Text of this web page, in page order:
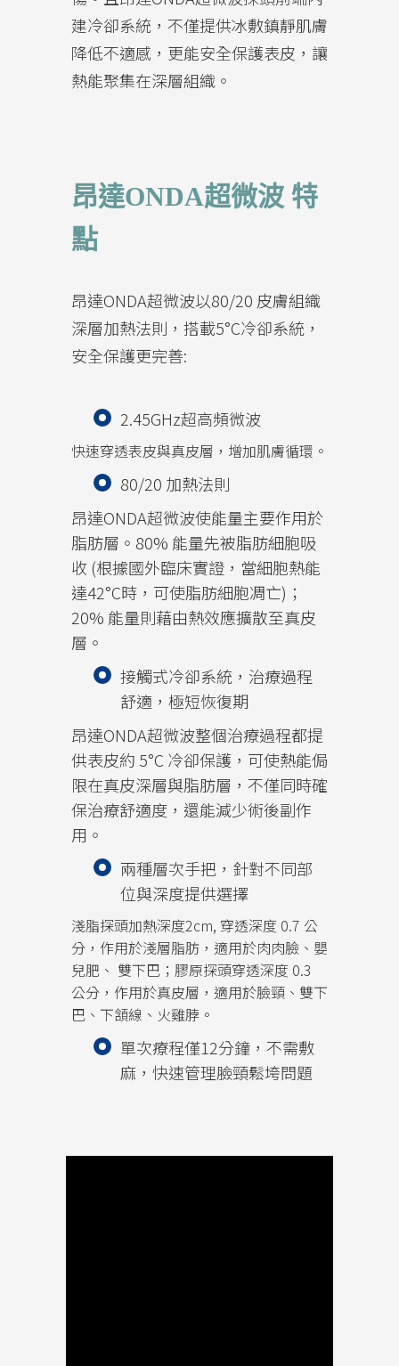
建冷卻系統，不僅提供冰敷鎮靜肌膚
降低不適感，更能安全保護表皮，讓
熱能聚集在深層組織。
昂達ONDA超微波 特
點
昂達ONDA超微波以80/20 皮膚組織
深層加熱法則，搭載5°C冷卻系統，
安全保護更完善:
2.45GHz超高頻微波
快速穿透表皮與真皮層，增加肌膚循環。
80/20 加熱法則
昂達ONDA超微波使能量主要作用於
脂肪層。80% 能量先被脂肪細胞吸
收 (根據國外臨床實證，當細胞熱能
達42°C時，可使脂肪細胞凋亡)；
20% 能量則藉由熱效應擴散至真皮
層。
接觸式冷卻系統，治療過程
舒適，極短恢復期
昂達ONDA超微波整個治療過程都提
供表皮約 5°C 冷卻保護，可使熱能侷
限在真皮深層與脂肪層，不僅同時確
保治療舒適度，還能減少術後副作
用。
兩種層次手把，針對不同部
位與深度提供選擇
淺脂探頭加熱深度2cm, 穿透深度 0.7 公
分，作用於淺層脂肪，適用於肉肉臉、嬰
兒肥、 雙下巴；膠原探頭穿透深度 0.3
公分，作用於真皮層，適用於臉頸、雙下
巴、下頷線、火雞脖。
單次療程僅12分鐘，不需敷
麻，快速管理臉頸鬆垮問題